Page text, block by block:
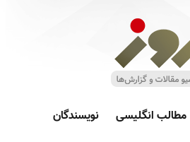
مطالب انگلیسی نویسندگان